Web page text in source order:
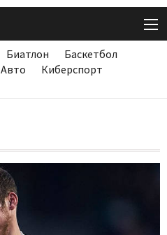
Биатлон
Баскетбол
Авто
Киберспорт